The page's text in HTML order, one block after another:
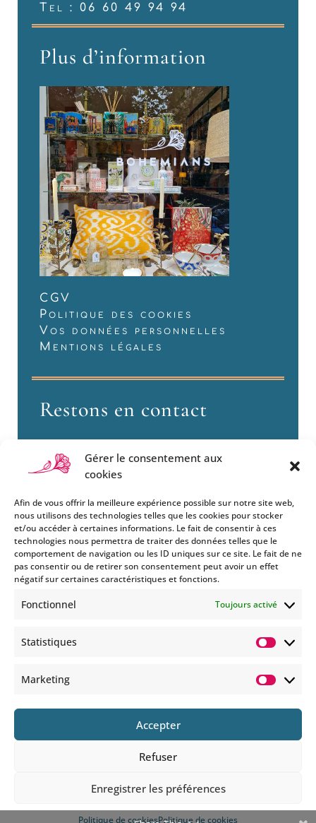
Gérer le consentement aux
cookies
Afin de vous offrir la meilleure expérience possible sur notre site web,
nous utilisons des technologies telles que les cookies pour stocker
et/ou accéder à certaines informations. Le fait de consentir à ces
technologies nous permettra de traiter des données telles que le
comportement de navigation ou les ID uniques sur ce site. Le fait de ne
pas consentir ou de retirer son consentement peut avoir un effet
négatif sur certaines caractéristiques et fonctions.
Fonctionnel Toujours activé
Statistiques
Marketing
Accepter
Refuser
Enregistrer les préférences
Politique de cookiesPolitique de cookies
Tel : 06 60 49 94 94
Plus d’information
CGV
Politique des cookies
Vos données personnelles
Mentions légales
Restons en contact
Si vous souhaitez être informés
des nouveautés et évènements
que nous organisons
abonnez-vous à notre
de nos MMS.
En savoir plus